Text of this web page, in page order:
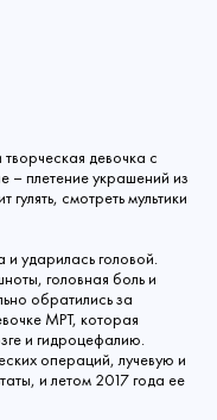
девочка с
– плетение украшений из
смотреть мультики
ударилась головой.
головная боль и
обратились за
МРТ, которая
и гидроцефалию.
операций, лучевую и
и летом 2017 года ее